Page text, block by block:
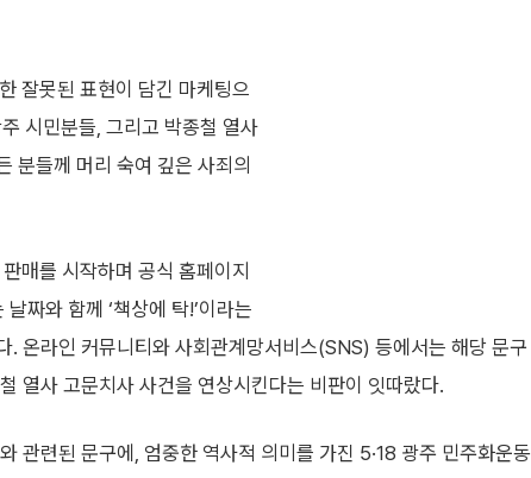
잘못된 표현이 담긴 마케팅으
시민분들, 그리고 박종철 열사
분들께 머리 숙여 깊은 사죄의
매를 시작하며 공식 홈페이지
짜와 함께 ‘책상에 탁!’이라는
온라인 커뮤니티와 사회관계망서비스(SNS) 등에서는 해당 문구
열사 고문치사 사건을 연상시킨다는 비판이 잇따랐다.
관련된 문구에, 엄중한 역사적 의미를 가진 5·18 광주 민주화운동